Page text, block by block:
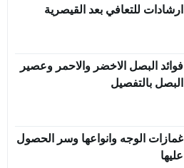
ارشادات للتعافي بعد القيصرية
فوائد البصل الاخضر والاحمر وعصير
البصل بالتفصيل
غمازات الوجه وانواعها وسر الحصول
عليها